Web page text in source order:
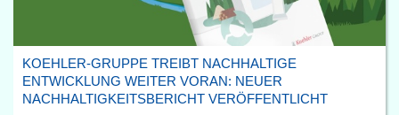
KOEHLER-GRUPPE TREIBT NACHHALTIGE
ENTWICKLUNG WEITER VORAN: NEUER
NACHHALTIGKEITSBERICHT VERÖFFENTLICHT